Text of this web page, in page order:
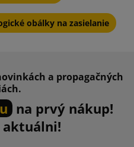
obálky na zasielanie
a propagačných
na prvý nákup!